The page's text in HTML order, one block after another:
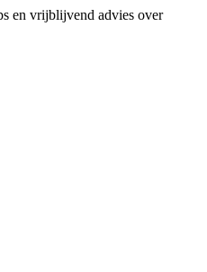
en vrijblijvend advies over